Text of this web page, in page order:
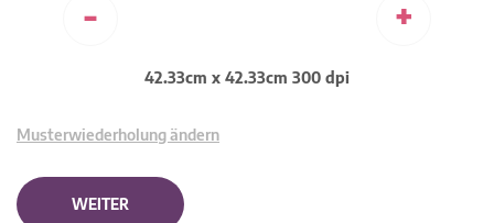
- +
42.33cm x 42.33cm 300 dpi
Musterwiederholung ändern
WEITER